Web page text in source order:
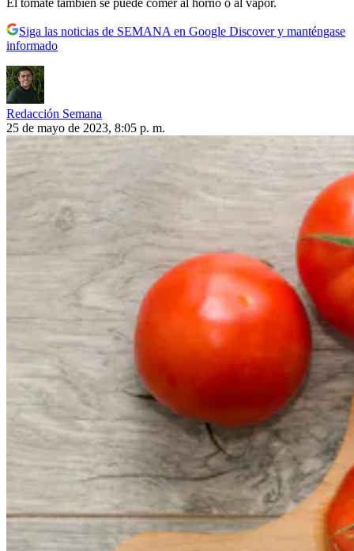
Siga las noticias de SEMANA en Google Discover y manténgase
informado
Redacción Semana
25 de mayo de 2023, 8:05 p. m.